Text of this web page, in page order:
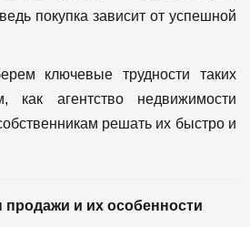
покупка зависит от успешной
ключевые трудности таких
как агентство недвижимости
решать их быстро и
и их особенности